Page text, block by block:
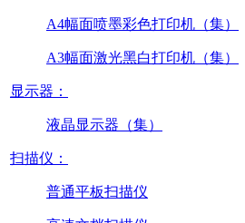
A4幅面喷墨彩色打印机（集）
A3幅面激光黑白打印机（集）
显示器：
液晶显示器（集）
扫描仪：
普通平板扫描仪